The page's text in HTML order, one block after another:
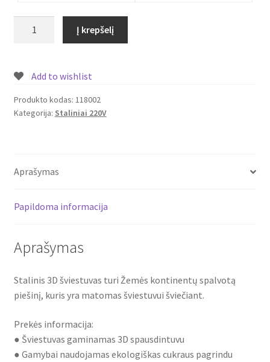
Pasaulio
žemėlapis
Į krepšelį
Add to wishlist
Produkto kodas: 118002
Kategorija: Staliniai 220V
Aprašymas
Papildoma informacija
Aprašymas
Stalinis 3D šviestuvas turi Žemės kontinentų spalvotą
piešinį, kuris yra matomas šviestuvui šviečiant.
Prekės informacija:
● Šviestuvas gaminamas 3D spausdintuvu
● Gamybai naudojamas ekologiškas cukraus pagrindu